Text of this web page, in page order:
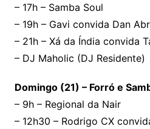
– 17h – Samba Soul
– 19h – Gavi convida Dan
– 21h – Xá da Índia convida
– DJ Maholic (DJ Residente)
Domingo (21) – Forró e
– 9h – Regional da Nair
– 12h30 – Rodrigo CX